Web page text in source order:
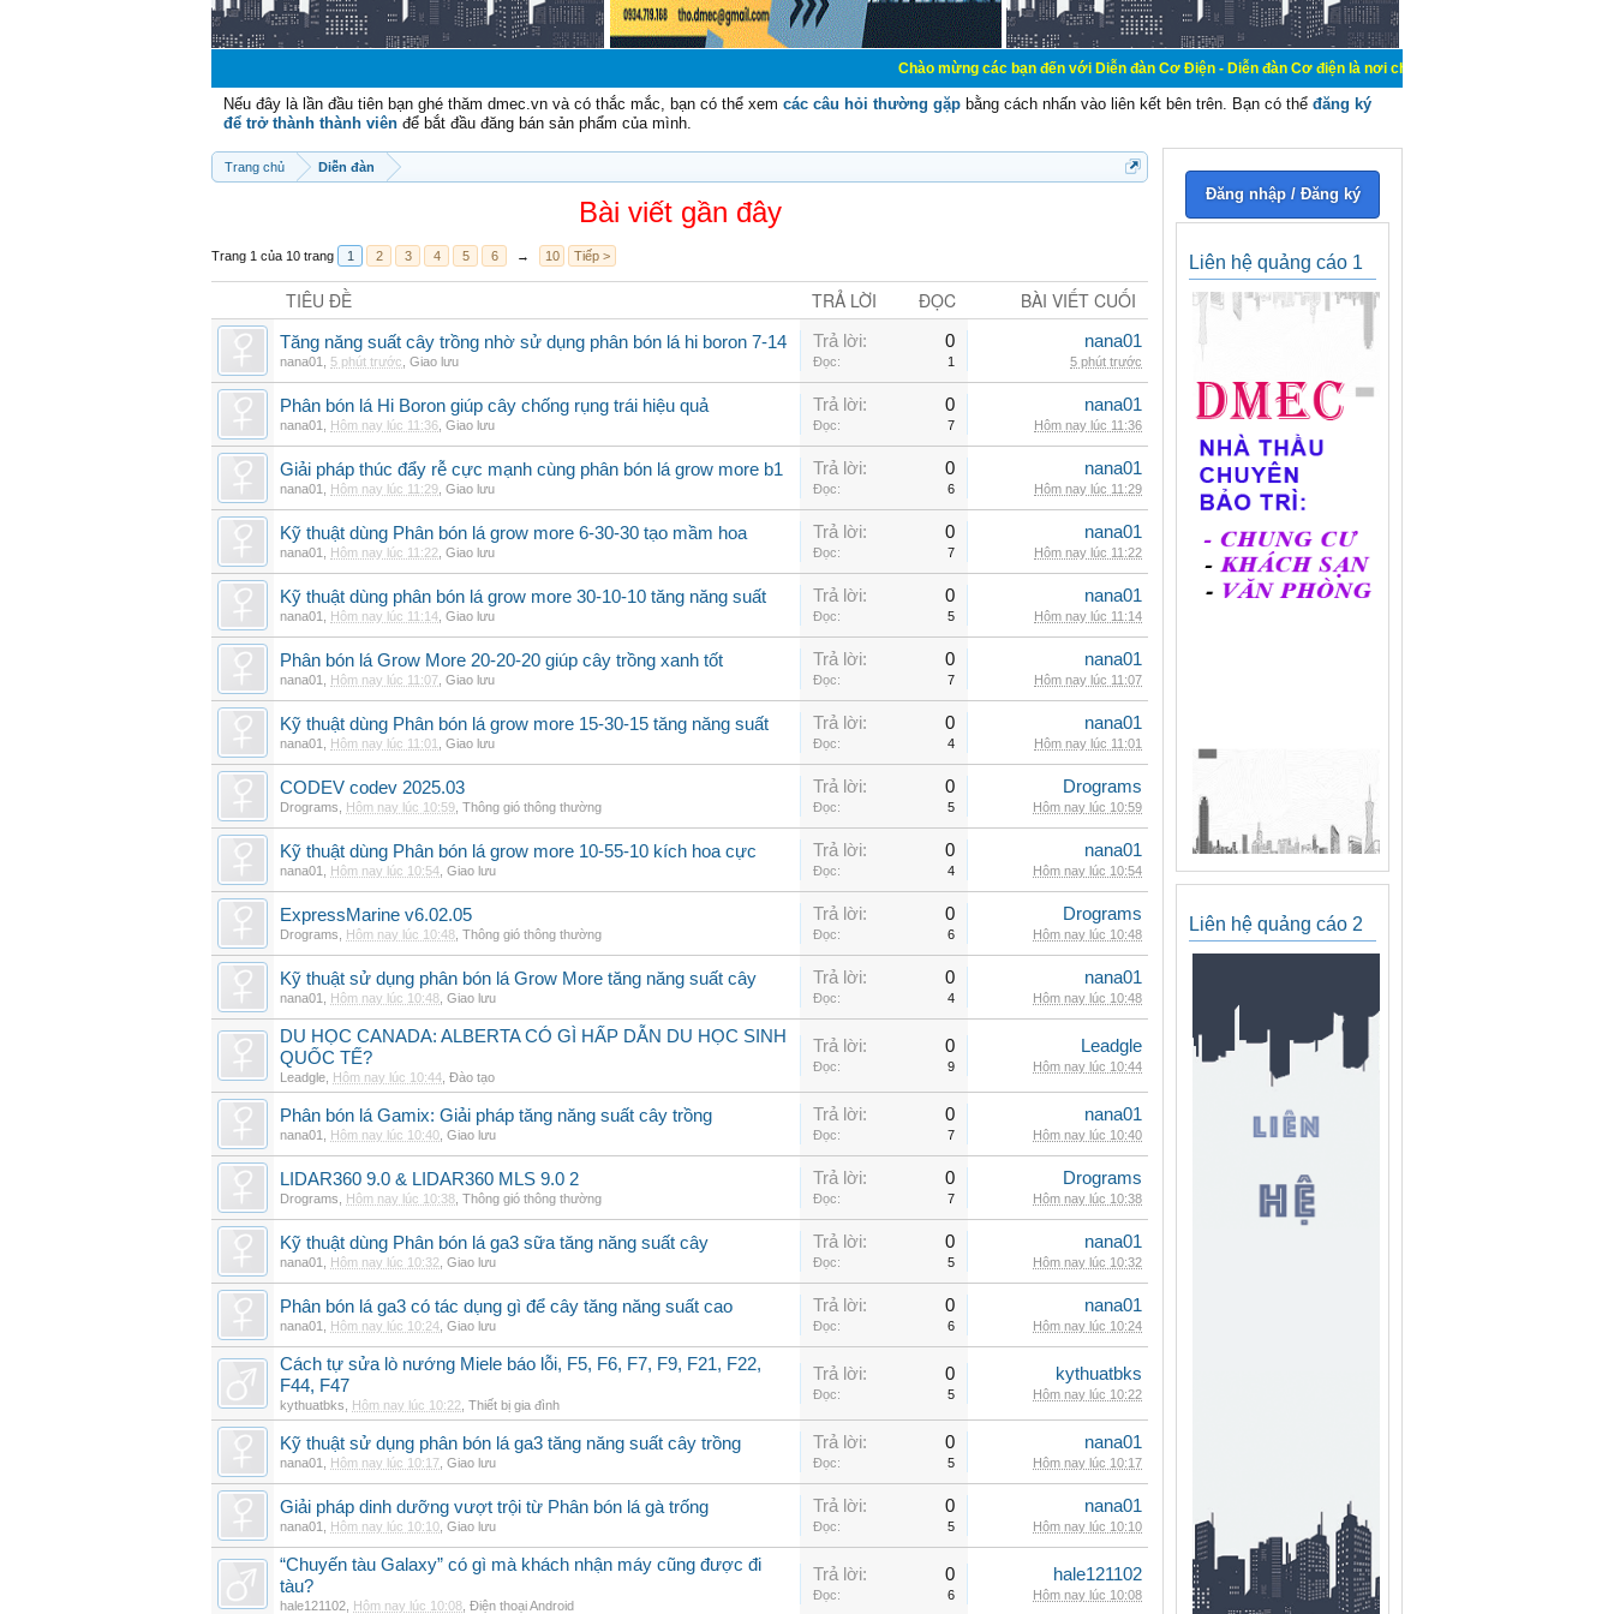
Chào mừng các bạn đến với Diễn đàn Cơ Điện - Diễn đàn Cơ điện là nơi chia sẽ kiến thức kinh nghiệm trong lãnh
Nếu đây là lần đầu tiên bạn ghé thăm dmec.vn và có thắc mắc, bạn có thể xem các câu hỏi thường gặp bằng cách nhấn vào liên kết bên trên. Bạn có thể đăng ký
để trở thành thành viên để bắt đầu đăng bán sản phẩm của mình.
Trang chủ Diễn đàn
Bài viết gần đây
Trang 1 của 10 trang 1 2 3 4 5 6 → 10 Tiếp >
TIÊU ĐỀ TRẢ LỜI ĐỌC BÀI VIẾT CUỐI
Tăng năng suất cây trồng nhờ sử dụng phân bón lá hi boron 7-14
nana01 5 phút trước Giao lưu
Trả lời: 0
Đọc: 1
nana01
5 phút trước
Phân bón lá Hi Boron giúp cây chống rụng trái hiệu quả
nana01 Hôm nay lúc 11:36 Giao lưu
Trả lời: 0
Đọc: 7
nana01
Hôm nay lúc 11:36
Giải pháp thúc đẩy rễ cực mạnh cùng phân bón lá grow more b1
nana01 Hôm nay lúc 11:29 Giao lưu
Trả lời: 0
Đọc: 6
nana01
Hôm nay lúc 11:29
Kỹ thuật dùng Phân bón lá grow more 6-30-30 tạo mầm hoa
nana01 Hôm nay lúc 11:22 Giao lưu
Trả lời: 0
Đọc: 7
nana01
Hôm nay lúc 11:22
Kỹ thuật dùng phân bón lá grow more 30-10-10 tăng năng suất
nana01 Hôm nay lúc 11:14 Giao lưu
Trả lời: 0
Đọc: 5
nana01
Hôm nay lúc 11:14
Phân bón lá Grow More 20-20-20 giúp cây trồng xanh tốt
nana01 Hôm nay lúc 11:07 Giao lưu
Trả lời: 0
Đọc: 7
nana01
Hôm nay lúc 11:07
Kỹ thuật dùng Phân bón lá grow more 15-30-15 tăng năng suất
nana01 Hôm nay lúc 11:01 Giao lưu
Trả lời: 0
Đọc: 4
nana01
Hôm nay lúc 11:01
CODEV codev 2025.03
Drograms Hôm nay lúc 10:59 Thông gió thông thường
Trả lời: 0
Đọc: 5
Drograms
Hôm nay lúc 10:59
Kỹ thuật dùng Phân bón lá grow more 10-55-10 kích hoa cực
nana01 Hôm nay lúc 10:54 Giao lưu
Trả lời: 0
Đọc: 4
nana01
Hôm nay lúc 10:54
ExpressMarine v6.02.05
Drograms Hôm nay lúc 10:48 Thông gió thông thường
Trả lời: 0
Đọc: 6
Drograms
Hôm nay lúc 10:48
Kỹ thuật sử dụng phân bón lá Grow More tăng năng suất cây
nana01 Hôm nay lúc 10:48 Giao lưu
Trả lời: 0
Đọc: 4
nana01
Hôm nay lúc 10:48
DU HỌC CANADA: ALBERTA CÓ GÌ HẤP DẪN DU HỌC SINH
QUỐC TẾ?
Leadgle Hôm nay lúc 10:44 Đào tạo
Trả lời: 0
Đọc: 9
Leadgle
Hôm nay lúc 10:44
Phân bón lá Gamix: Giải pháp tăng năng suất cây trồng
nana01 Hôm nay lúc 10:40 Giao lưu
Trả lời: 0
Đọc: 7
nana01
Hôm nay lúc 10:40
LIDAR360 9.0 & LIDAR360 MLS 9.0 2
Drograms Hôm nay lúc 10:38 Thông gió thông thường
Trả lời: 0
Đọc: 7
Drograms
Hôm nay lúc 10:38
Kỹ thuật dùng Phân bón lá ga3 sữa tăng năng suất cây
nana01 Hôm nay lúc 10:32 Giao lưu
Trả lời: 0
Đọc: 5
nana01
Hôm nay lúc 10:32
Phân bón lá ga3 có tác dụng gì để cây tăng năng suất cao
nana01 Hôm nay lúc 10:24 Giao lưu
Trả lời: 0
Đọc: 6
nana01
Hôm nay lúc 10:24
Cách tự sửa lò nướng Miele báo lỗi, F5, F6, F7, F9, F21, F22,
F44, F47
kythuatbks Hôm nay lúc 10:22 Thiết bị gia đình
Trả lời: 0
Đọc: 5
kythuatbks
Hôm nay lúc 10:22
Kỹ thuật sử dụng phân bón lá ga3 tăng năng suất cây trồng
nana01 Hôm nay lúc 10:17 Giao lưu
Trả lời: 0
Đọc: 5
nana01
Hôm nay lúc 10:17
Giải pháp dinh dưỡng vượt trội từ Phân bón lá gà trống
nana01 Hôm nay lúc 10:10 Giao lưu
Trả lời: 0
Đọc: 5
nana01
Hôm nay lúc 10:10
“Chuyến tàu Galaxy” có gì mà khách nhận máy cũng được đi
tàu?
hale121102 Hôm nay lúc 10:08 Điện thoại Android
Trả lời: 0
Đọc: 6
hale121102
Hôm nay lúc 10:08
Đăng nhập / Đăng ký
Liên hệ quảng cáo 1
Liên hệ quảng cáo 2